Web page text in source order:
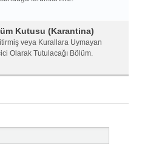
Kutusu (Karantina)
veya Kurallara Uymayan
Olarak Tutulacağı Bölüm.